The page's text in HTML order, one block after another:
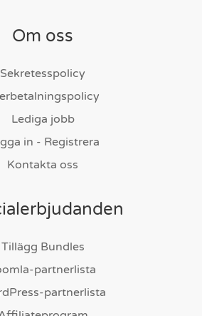
Om oss
Sekretesspolicy
Lediga jobb
in - Registrera
Kontakta oss
Tillägg Bundles
partnerlista
partnerlista